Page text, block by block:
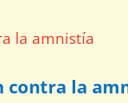
contra la